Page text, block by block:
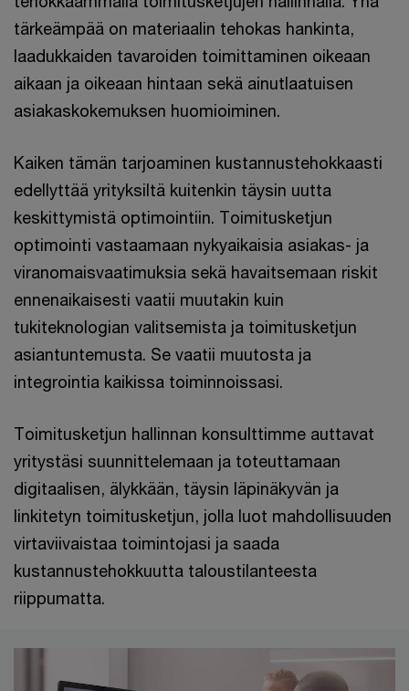
tärkeämpää on materiaalin tehokas hankinta,
laadukkaiden tavaroiden toimittaminen oikeaan
aikaan ja oikeaan hintaan sekä ainutlaatuisen
asiakaskokemuksen huomioiminen.
Kaiken tämän tarjoaminen kustannustehokkaasti
edellyttää yrityksiltä kuitenkin täysin uutta
keskittymistä optimointiin. Toimitusketjun
optimointi vastaamaan nykyaikaisia asiakas- ja
viranomaisvaatimuksia sekä havaitsemaan riskit
ennenaikaisesti vaatii muutakin kuin
tukiteknologian valitsemista ja toimitusketjun
asiantuntemusta. Se vaatii muutosta ja
integrointia kaikissa toiminnoissasi.
Toimitusketjun hallinnan konsulttimme auttavat
yritystäsi suunnittelemaan ja toteuttamaan
digitaalisen, älykkään, täysin läpinäkyvän ja
linkitetyn toimitusketjun, jolla luot mahdollisuuden
virtaviivaistaa toimintojasi ja saada
kustannustehokkuutta taloustilanteesta
riippumatta.